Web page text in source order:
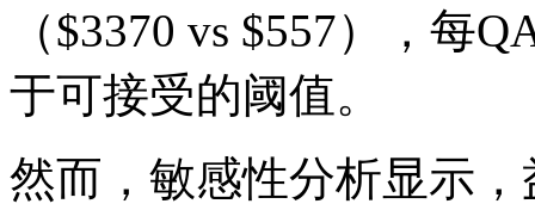
（$3370 vs $557），每
于可接受的阈值。
然而，敏感性分析显示